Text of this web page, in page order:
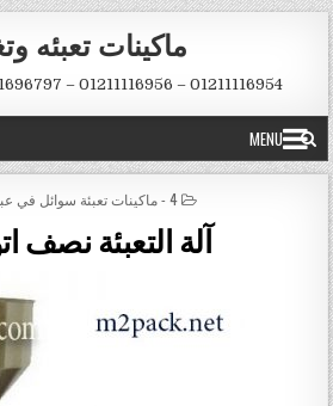
Skip to content
ماكينات تعبئه
01211116954 – 01211116956 – 01221696797 – 01211116958
MENU
POSTED IN
4 - ماكينات تعبئة سوائل في عبوات و اكياس
آلة التعبئة نصف